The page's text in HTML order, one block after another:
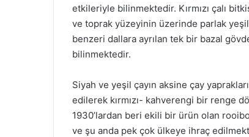
etkileriyle bilinmektedir. Kırmızı çalı
ve toprak yüzeyinin üzerinde parlak
benzeri dallara ayrılan tek bir bazal
bilinmektedir.
Siyah ve yeşil çayın aksine çay
edilerek kırmızı- kahverengi bir renge
1930’lardan beri ekili bir ürün olan
ve şu anda pek çok ülkeye ihraç